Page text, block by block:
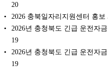
20
2026 충북일자리지원센터 홍
2026년 충청북도 긴급 운전자
19
2026년 충청북도 긴급 운전자
19